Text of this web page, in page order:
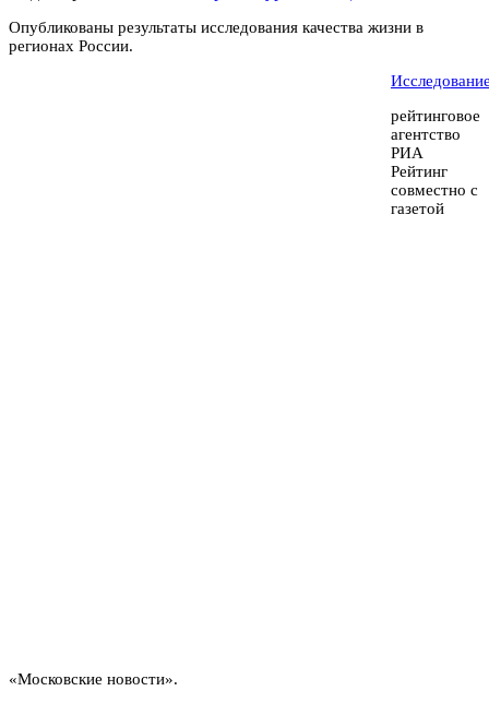
Опубликованы результаты исследования качества жизни в
регионах России.
рейтинговое
агентство
РИА
Рейтинг
совместно с
газетой
«Московские новости».